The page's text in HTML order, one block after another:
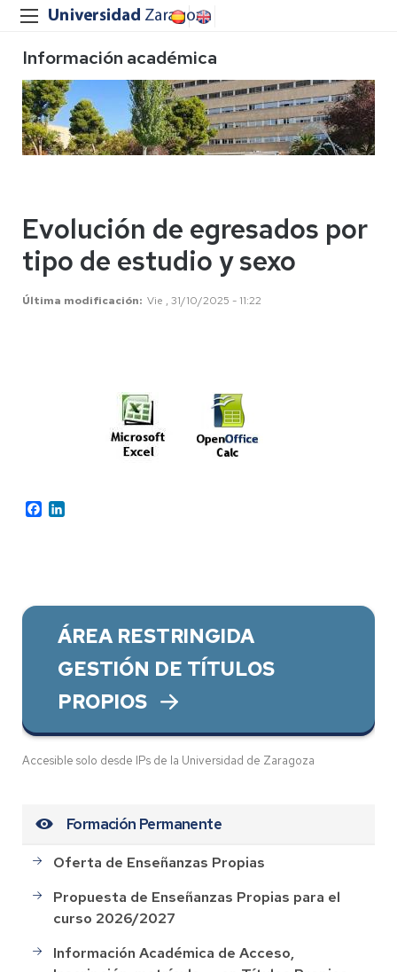
Información académica
Evolución de egresados por
tipo de estudio y sexo
Última modificación Vie , 31/10/2025 - 11:22
Facebook
ÁREA RESTRINGIDA
GESTIÓN DE TÍTULOS
PROPIOS
Accesible solo desde IPs de la Universidad de Zaragoza
Formación Permanente
Oferta de Enseñanzas Propias
Propuesta de Enseñanzas Propias para el
curso 2026/2027
Información Académica de Acceso,